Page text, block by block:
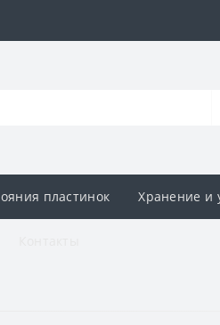
пластинок Хранение и